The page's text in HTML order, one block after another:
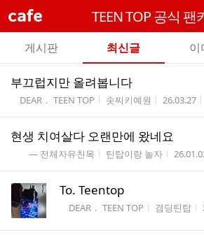
cafe TEEN TOP 공식 팬
카
메
게시판 최신글 이
전
글
리
부끄럽지만 올려봅니다
게시판명
DEAR． TEEN TOP 작성자
솟찌키예원 작성시간
26.03.27
현생 치여살다 오랜만에 왔네요
게시판명
― 전체자유친목 작성자
틴탑이랑 놀자 작성시
To. Teentop
게시판명
DEAR． TEEN TOP 작성자
겸딩틴탑